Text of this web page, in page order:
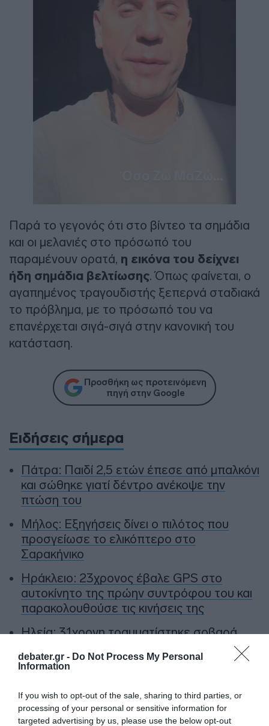
debater.gr - Do Not Process My Personal
Information
If you wish to opt-out of the sale, sharing to third parties, or
processing of your personal or sensitive information for
targeted advertising by us, please use the below opt-out
Παρά το γεγονός ότι στο βίντεο τα σημάδια
και οι μελανιές στο πρόσωπό του
παραμένουν ορατά, η εικόνα του δείχνει
ήδη σημάδια βελτίωσης. Όπως φαίνεται, ο
αγαπημένος τραγουδιστής ξεπερνά σταδιακά
το πρόβλημα, με το πρόσωπό του να
επανέρχεται σιγά-σιγά στην κανονική του
κατάσταση.
Προσθήκη ως προτεινόμενη
πηγή στην Google
Ειδήσεις σήμερα
Πάτρα: Παιδί 2,5 ετών έπεσε από μπαλκόνι
και σώθηκε γιατί δέντρο ανέκοψε την
πτώση του
Μήλος: Εξηγήσεις δίνει ο πιλότος που
προσγείωσε το ελικόπτερο στο
Σαρακήνικο
Ηράκλειο: 23χρονος έβαλε GPS στο
αυτοκίνητο της πρώην συντρόφου του και
παρακολουθούσε τις κινήσεις της
Ηλεία: 31χρονη τραυματίστηκε σοβαρά
στον αυχένα μετά από βουτιά στη Γλύφα –
Συνελήφθη ο σύζυγός της
Ακολούθησε το debater.gr στοGoogle News
και μάθετε πρώτοι όλες τις ειδήσεις